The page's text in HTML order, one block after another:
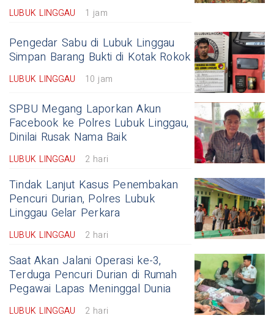
LUBUK LINGGAU 1 jam
Pengedar Sabu di Lubuk Linggau
Simpan Barang Bukti di Kotak Rokok
LUBUK LINGGAU 10 jam
SPBU Megang Laporkan Akun
Facebook ke Polres Lubuk Linggau,
Dinilai Rusak Nama Baik
LUBUK LINGGAU 2 hari
Tindak Lanjut Kasus Penembakan
Pencuri Durian, Polres Lubuk
Linggau Gelar Perkara
LUBUK LINGGAU 2 hari
Saat Akan Jalani Operasi ke-3,
Terduga Pencuri Durian di Rumah
Pegawai Lapas Meninggal Dunia
LUBUK LINGGAU 2 hari